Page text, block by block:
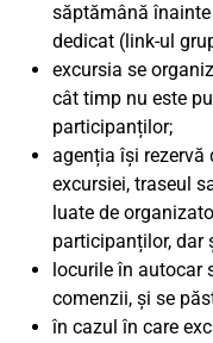
săptămână
dedicat (link-ul
excursia se
cât timp nu este
participanților;
agenția își rezervă
excursiei, traseul
luate de
participanților, dar
locurile în autocar
comenzii, și se
în cazul în care